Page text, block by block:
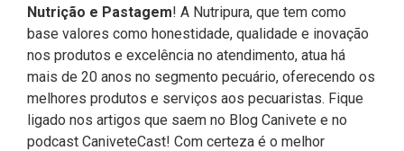
Nutrição e Pastagem! A Nutripura, que tem como
base valores como honestidade, qualidade e inovação
nos produtos e excelência no atendimento, atua há
mais de 20 anos no segmento pecuário, oferecendo os
melhores produtos e serviços aos pecuaristas. Fique
ligado nos artigos que saem no Blog Canivete e no
podcast CaniveteCast! Com certeza é o melhor